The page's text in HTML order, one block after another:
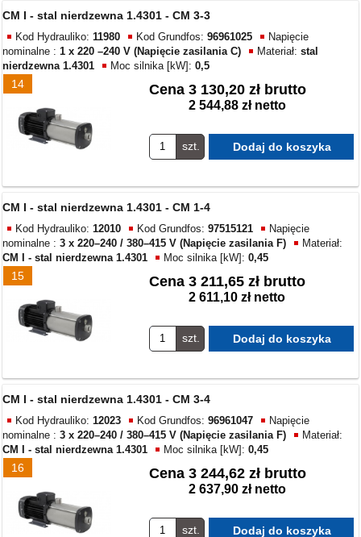
14
CM I - stal nierdzewna 1.4301 - CM 3-3
Kod Hydrauliko:11980 Kod Grundfos:96961025
Napięcie
nominalne :1 x 220 –240 V (Napięcie zasilania C) Materiał:stal
nierdzewna 1.4301
Moc silnika [kW]:0,5
Cena 3 130,20 zł brutto
2 544,88 zł netto
szt.
15
CM I - stal nierdzewna 1.4301 - CM 1-4
Kod Hydrauliko:12010 Kod Grundfos:97515121
Napięcie
nominalne :3 x 220–240 / 380–415 V (Napięcie zasilania F)
Materiał:
CM I - stal nierdzewna 1.4301
Moc silnika [kW]:0,45
Cena 3 211,65 zł brutto
2 611,10 zł netto
szt.
16
CM I - stal nierdzewna 1.4301 - CM 3-4
Kod Hydrauliko:12023 Kod Grundfos:96961047
Napięcie
nominalne :3 x 220–240 / 380–415 V (Napięcie zasilania F)
Materiał:
CM I - stal nierdzewna 1.4301
Moc silnika [kW]:0,45
Cena 3 244,62 zł brutto
2 637,90 zł netto
szt.